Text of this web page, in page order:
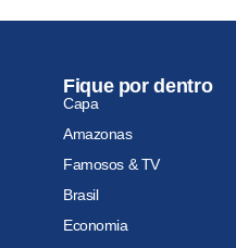
Fique por dentro
Capa
Amazonas
Famosos & TV
Brasil
Economia